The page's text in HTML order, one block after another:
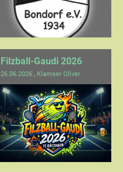
Filzball-Gaudi 2026
26.06.2026 , Klamser Oliver